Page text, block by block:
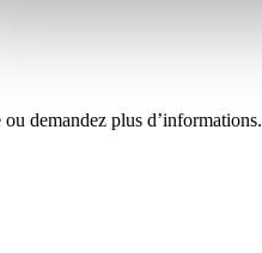
demandez plus d’informations.